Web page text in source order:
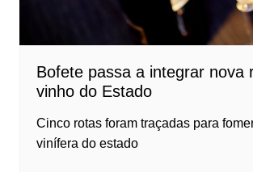
Bofete passa a integrar nova
vinho do Estado
Cinco rotas foram traçadas para
vinífera do estado